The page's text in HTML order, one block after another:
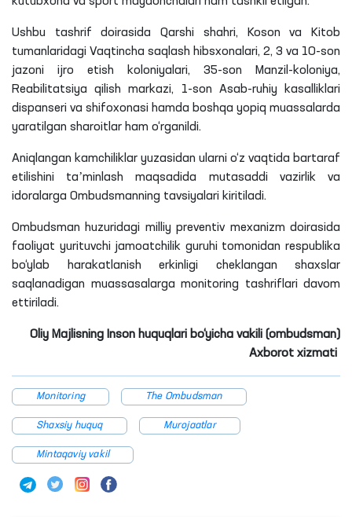
Ushbu tashrif doirasida Qarshi shahri, Koson va Kitob
tumanlaridagi Vaqtincha saqlash hibsxonalari, 2, 3 va 10-son
jazoni ijro etish koloniyalari, 35-son Manzil-koloniya,
Reabilitatsiya qilish markazi, 1-son Asab-ruhiy kasalliklari
dispanseri va shifoxonasi hamda boshqa yopiq muassalarda
yaratilgan sharoitlar ham o‘rganildi.
Aniqlangan kamchiliklar yuzasidan ularni o‘z vaqtida bartaraf
etilishini taʼminlash maqsadida mutasaddi vazirlik va
idoralarga Ombudsmanning tavsiyalari kiritiladi.
Ombudsman huzuridagi milliypreventivmexanizm doirasida
faoliyat yurituvchi jamoatchilik guruhi tomonidan respublika
bo‘ylab harakatlanish erkinligi cheklangan shaxslar
saqlanadigan muassasalarga monitoring tashriflari davom
ettiriladi.
Oliy Majlisning Inson huquqlari bo‘yicha vakili (ombudsman)
Axborot xizmati
Monitoring The Ombudsman
Shaxsiy huquq Murojaatlar
Mintaqaviy vakil